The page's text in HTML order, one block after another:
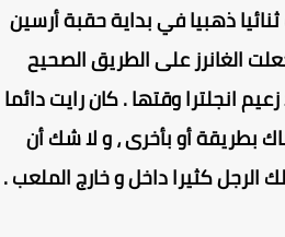
ذهبيا في بداية حقبة أرسين
الغانرز على الطريق الصحيح
انجلترا وقتها . كان رايت دائما
بطريقة أو بأخرى ، و لا شك أن
كثيرا داخل و خارج الملعب .